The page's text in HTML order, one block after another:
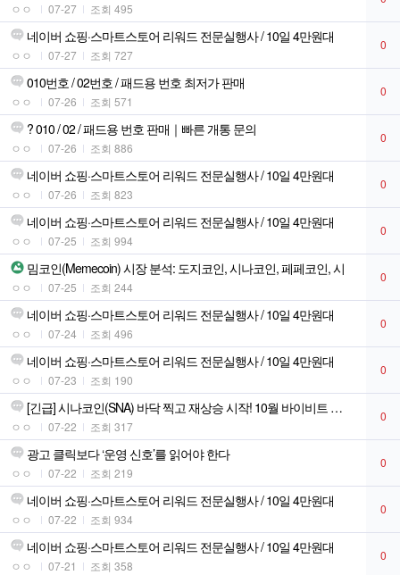
ㅇㅇ 07-27 조회 495
네이버 쇼핑·스마트스토어 리워드 전문실행사 / 10일 4만원대
ㅇㅇ 07-27 조회 727
0
010번호 / 02번호 / 패드용 번호 최저가 판매
ㅇㅇ 07-26 조회 571
0
? 010 / 02 / 패드용 번호 판매｜빠른 개통 문의
ㅇㅇ 07-26 조회 886
0
네이버 쇼핑·스마트스토어 리워드 전문실행사 / 10일 4만원대
ㅇㅇ 07-26 조회 823
0
네이버 쇼핑·스마트스토어 리워드 전문실행사 / 10일 4만원대
ㅇㅇ 07-25 조회 994
0
밈코인(Memecoin) 시장 분석: 도지코인, 시나코인, 페페코인, 시
ㅇㅇ 07-25 조회 244
0
네이버 쇼핑·스마트스토어 리워드 전문실행사 / 10일 4만원대
ㅇㅇ 07-24 조회 496
0
네이버 쇼핑·스마트스토어 리워드 전문실행사 / 10일 4만원대
ㅇㅇ 07-23 조회 190
0
[긴급] 시나코인(SNA) 바닥 찍고 재상승 시작! 10월 바이비트 상장
ㅇㅇ 07-22 조회 317
0
광고 클릭보다 ‘운영 신호’를 읽어야 한다
ㅇㅇ 07-22 조회 219
0
네이버 쇼핑·스마트스토어 리워드 전문실행사 / 10일 4만원대
ㅇㅇ 07-22 조회 934
0
네이버 쇼핑·스마트스토어 리워드 전문실행사 / 10일 4만원대
ㅇㅇ 07-21 조회 358
0